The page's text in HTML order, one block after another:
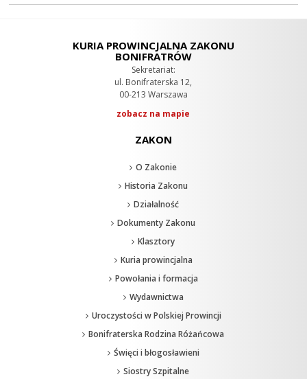
KURIA PROWINCJALNA ZAKONU
BONIFRATRÓW
Sekretariat:
ul. Bonifraterska 12,
00-213 Warszawa
zobacz na mapie
ZAKON
O Zakonie
Historia Zakonu
Działalność
Dokumenty Zakonu
Klasztory
Kuria prowincjalna
Powołania i formacja
Wydawnictwa
Uroczystości w Polskiej Prowincji
Bonifraterska Rodzina Różańcowa
Święci i błogosławieni
Siostry Szpitalne